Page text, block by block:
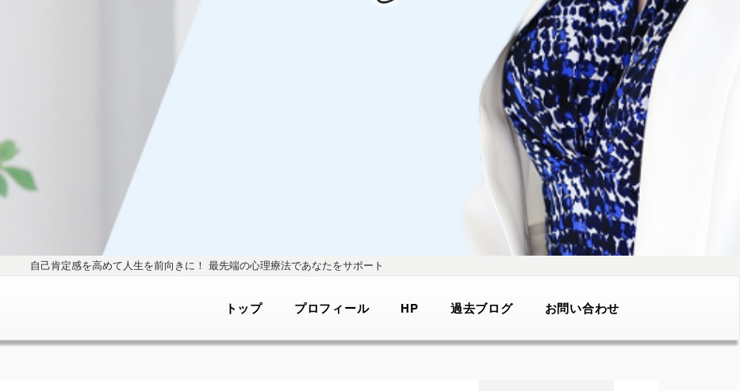
自己肯定感を高めて人生を前向きに！ 最先端の心理療法であなたをサポート
トップ プロフィール HP 過去ブログ お問い合わせ